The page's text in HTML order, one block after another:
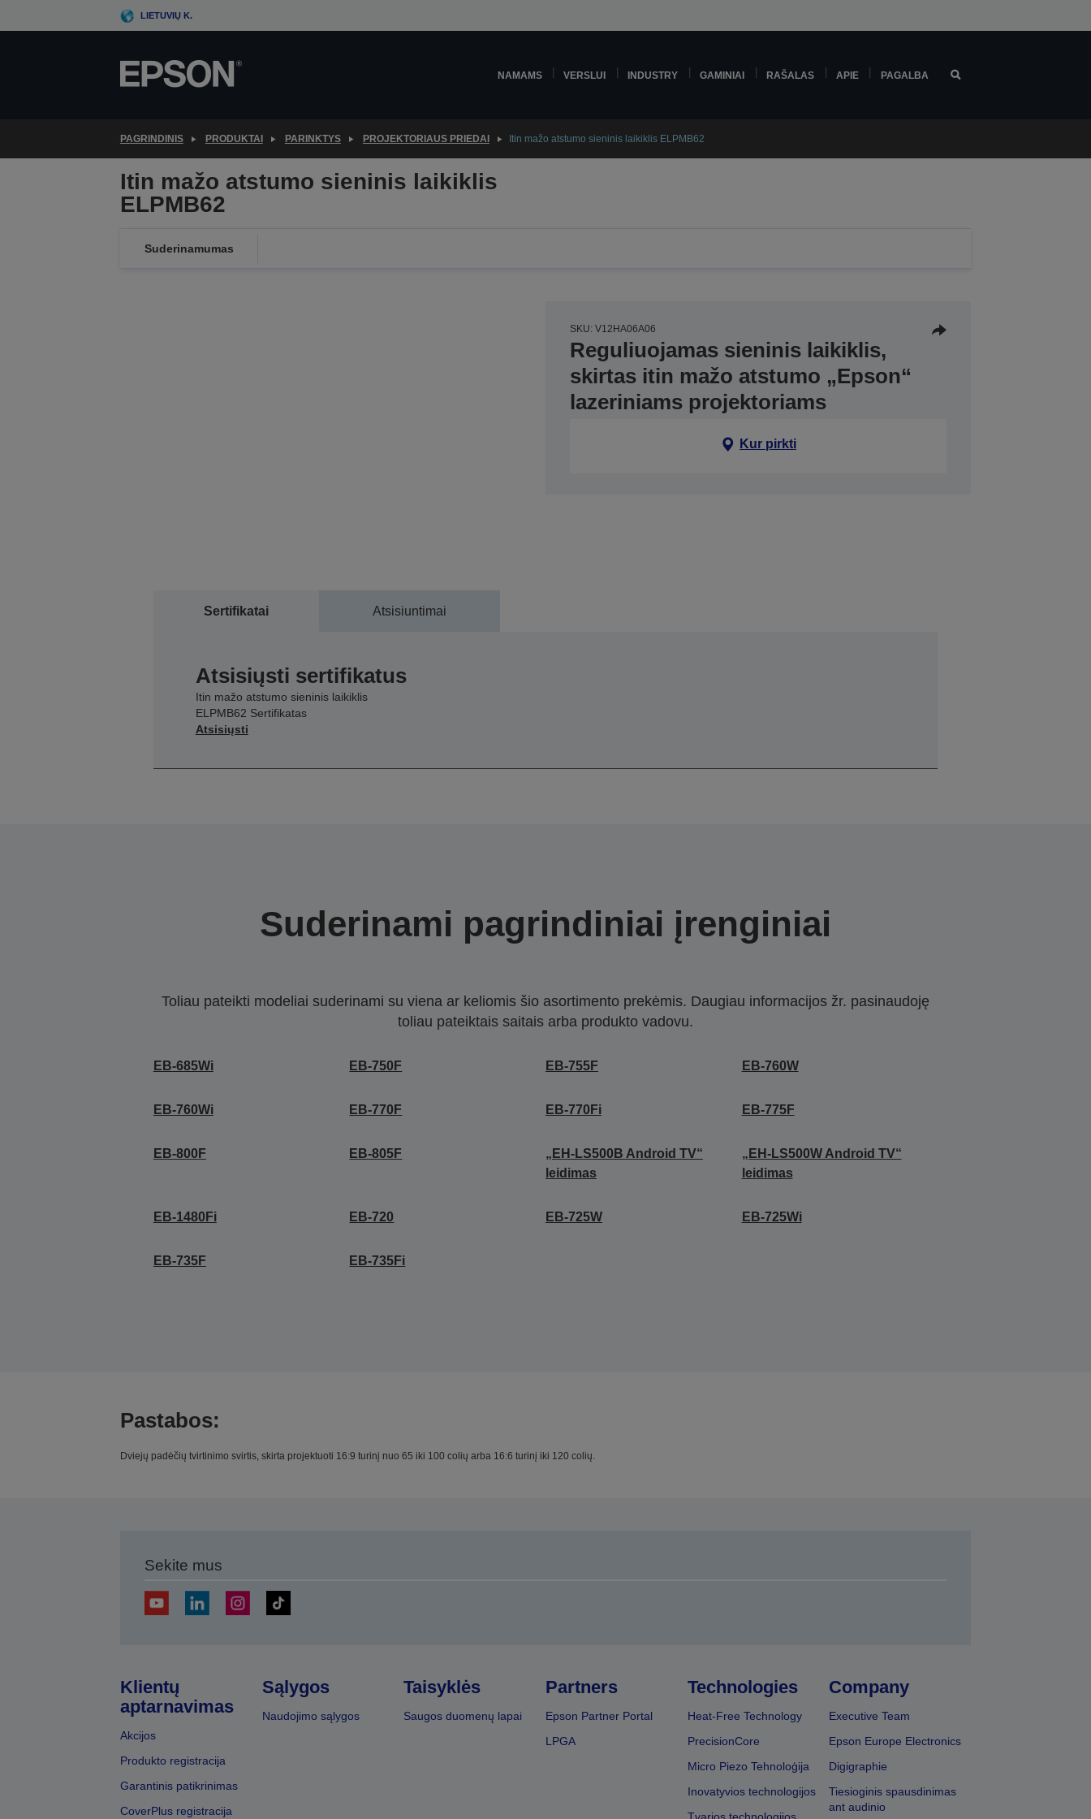
to
LIETUVIŲ K.
NAMAMS VERSLUI INDUSTRY GAMINIAI RAŠALAS APIE PAGALBA
PAGRINDINIS PRODUKTAI PARINKTYS PROJEKTORIAUS PRIEDAI Itin mažo atstumo sieninis laikiklis ELPMB62
Itin mažo atstumo sieninis laikiklis
ELPMB62
Suderinamumas
SKU: V12HA06A06
Reguliuojamas sieninis laikiklis,
skirtas itin mažo atstumo „Epson“
lazeriniams projektoriams
Kur pirkti
Sertifikatai Atsisiuntimai
Atsisiųsti sertifikatus
Itin mažo atstumo sieninis laikiklis
ELPMB62 Sertifikatas
Atsisiųsti
Suderinami pagrindiniai įrenginiai
Toliau pateikti modeliai suderinami su viena ar keliomis šio asortimento prekėmis. Daugiau informacijos žr. pasinaudoję
toliau pateiktais saitais arba produkto vadovu.
EB-685Wi EB-750F EB-755F EB-760W
EB-760Wi EB-770F EB-770Fi EB-775F
EB-800F EB-805F
„EH-LS500B Android TV“
leidimas
„EH-LS500W Android TV“
leidimas
EB-1480Fi EB-720 EB-725W EB-725Wi
EB-735F EB-735Fi
Pastabos:
Dviejų padėčių tvirtinimo svirtis, skirta projektuoti 16:9 turinį nuo 65 iki 100 colių arba 16:6 turinį iki 120 colių.
Sekite mus
Klientų
aptarnavimas
Akcijos
Produkto registracija
Garantinis patikrinimas
CoverPlus registracija
Sąlygos
Naudojimo sąlygos
Taisyklės
Saugos duomenų lapai
Partners
Epson Partner Portal
LPGA
Technologies
Heat-Free Technology
PrecisionCore
Micro Piezo Tehnoloģija
Inovatyvios technologijos
Tvarios technologijos
Company
Executive Team
Epson Europe Electronics
Digigraphie
Tiesioginis spausdinimas
ant audinio